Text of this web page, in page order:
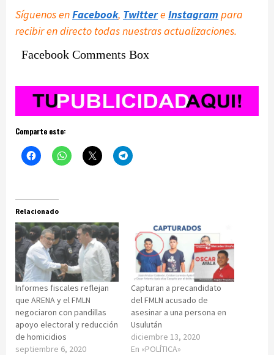
Síguenos enFacebook, Twittere Instagram para
recibir en directo todas nuestras actualizaciones.
Facebook Comments Box
Comparte esto:
Relacionado
Informes fiscales reflejan
que ARENA y el FMLN
negociaron con pandillas
apoyo electoral y reducción
de homicidios
septiembre 6, 2020
Capturan a precandidato
del FMLN acusado de
asesinar a una persona en
Usulután
diciembre 13, 2020
En «POLÍTICA»